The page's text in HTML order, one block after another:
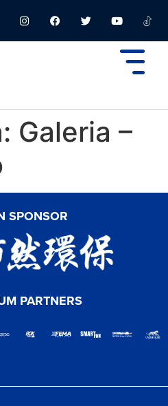
Galeria –
SPONSOR
PARTNERS